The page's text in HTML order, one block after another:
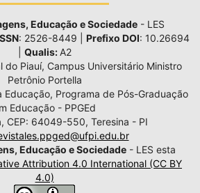
Educação e Sociedade - LES
: 2526-8449 | Prefixo DOI: 10.26694
Qualis: A2
do Piauí, Campus Universitário Ministro
Petrônio Portella
Educação, Programa de Pós-Graduação
Educação - PPGEd
CEP: 64049-550, Teresina - PI
Educação e Sociedade - LES esta
Attribution 4.0 International (CC BY
4.0)